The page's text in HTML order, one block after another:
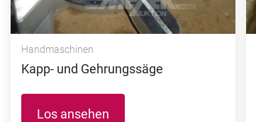
Handmaschinen
Kapp- und Gehrungssäge
Los ansehen